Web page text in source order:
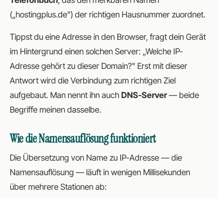
(„hostingplus.de") der richtigen Hausnummer zuordnet.
Tippst du eine Adresse in den Browser, fragt dein Gerät
im Hintergrund einen solchen Server: „Welche IP-
Adresse gehört zu dieser Domain?" Erst mit dieser
Antwort wird die Verbindung zum richtigen Ziel
aufgebaut. Man nennt ihn auch DNS-Server— beide
Begriffe meinen dasselbe.
Wie die Namensauflösung funktioniert
Die Übersetzung von Name zu IP-Adresse — die
Namensauflösung — läuft in wenigen Millisekunden
über mehrere Stationen ab: